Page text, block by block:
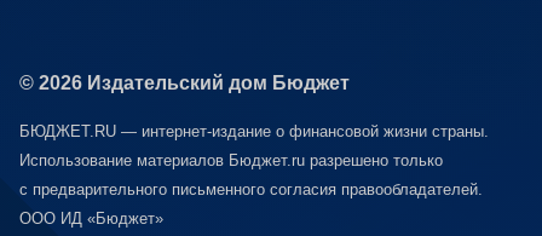
© 2026 Издательский дом Бюджет
БЮДЖЕТ.RU — интернет-издание о финансовой жизни страны.
Использование материалов Бюджет.ru разрешено только
с предварительного письменного согласия правообладателей.
ООО ИД «Бюджет»